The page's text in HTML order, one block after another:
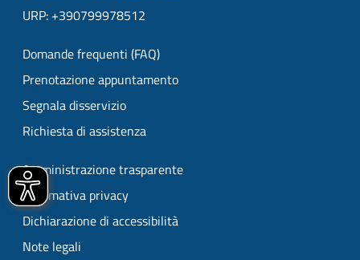
URP: +390799978512
Domande frequenti (FAQ)
Prenotazione appuntamento
Segnala disservizio
Richiesta di assistenza
Amministrazione trasparente
Informativa privacy
Dichiarazione di accessibilità
Note legali